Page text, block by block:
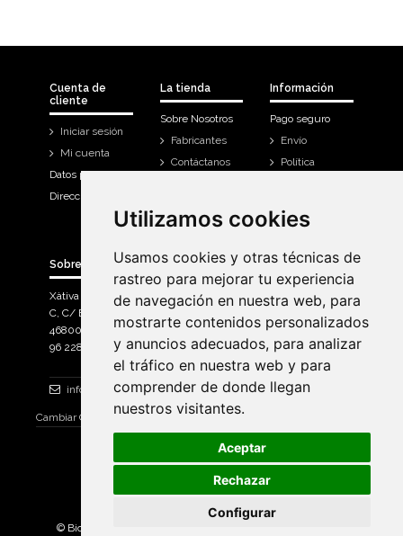
Utilizamos cookies
Usamos cookies y otras técnicas de
rastreo para mejorar tu experiencia
de navegación en nuestra web, para
mostrarte contenidos personalizados
y anuncios adecuados, para analizar
el tráfico en nuestra web y para
comprender de donde llegan
nuestros visitantes.
Aceptar
Rechazar
Configurar
Utilizamos cookies
Usamos cookies y otras técnicas de
rastreo para mejorar tu experiencia
de navegación en nuestra web, para
mostrarte contenidos personalizados
y anuncios adecuados, para analizar
el tráfico en nuestra web y para
comprender de donde llegan
nuestros visitantes.
Aceptar
Rechazar
Configurar
Cuenta de
cliente
Iniciar sesión
Mi cuenta
Datos personales
Direcciones
La tienda
Sobre Nosotros
Fabricantes
Contáctanos
Información
Pago seguro
Envío
Política
Historial de
Sobre Bicicletas Sanchis
Xàtiva Polígon Industrial
C, C/ Braçal del Roncador nave 10. >
46800, Xàtiva.
96 228 71 23
info@bicicletassanchis.com
Cambiar Consentimiento de Cookies
© Bicicletas Sanchis 2025. Todos los derechos reservados |